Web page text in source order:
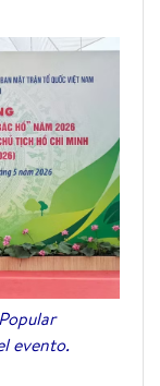
evento.